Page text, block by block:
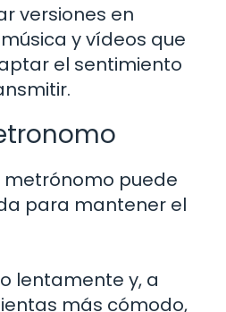
versiones en
y vídeos que
el sentimiento
metrónomo puede
para mantener el
lentamente y, a
más cómodo,